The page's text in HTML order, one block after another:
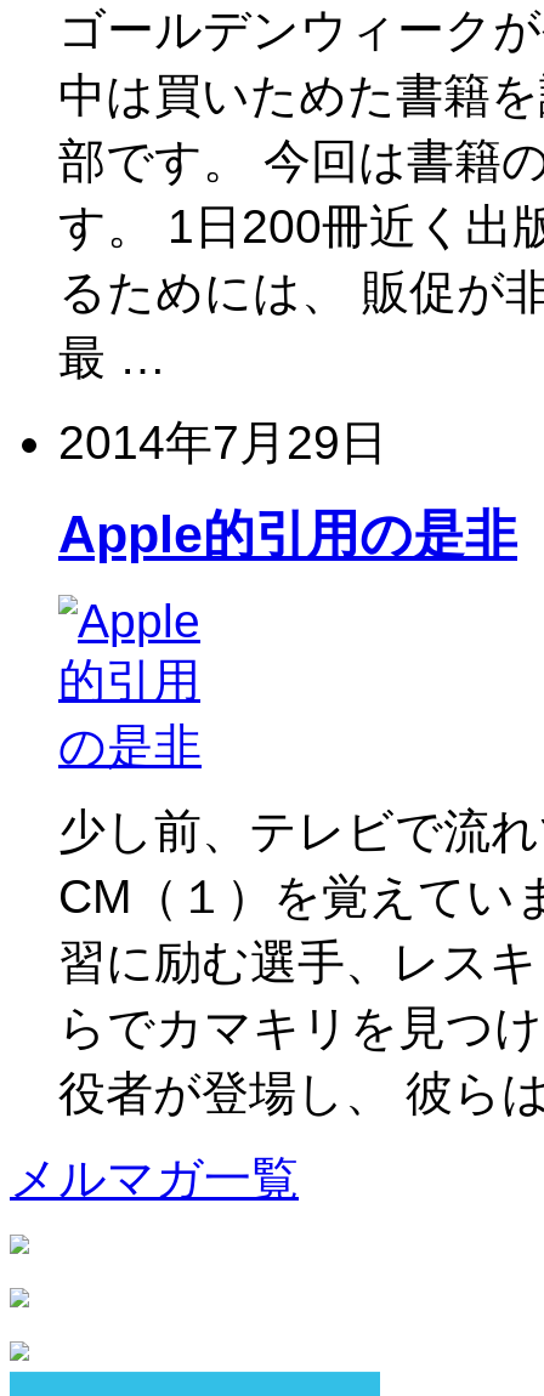
ゴールデンウィーク
中は買いためた書籍
部です。 今回は書籍
す。 1日200冊近く出
るためには、 販促が
最 …
2014年7月29日
Apple的引用の是非
少し前、テレビで流
CM（１）を覚えてい
習に励む選手、レス
らでカマキリを見つ
役者が登場し、 彼ら
メルマガ一覧